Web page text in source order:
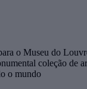
o Museu do
coleção de
o mundo